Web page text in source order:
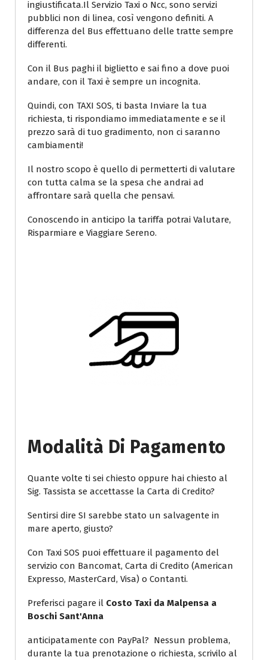
ingiustificata.Il Servizio Taxi o Ncc, sono servizi
pubblici non di linea, così vengono definiti. A
differenza del Bus effettuano delle tratte sempre
differenti.
Con il Bus paghi il biglietto e sai fino a dove puoi
andare, con il Taxi è sempre un incognita.
Quindi, con TAXI SOS, ti basta Inviare la tua
richiesta, ti rispondiamo immediatamente e se il
prezzo sarà di tuo gradimento, non ci saranno
cambiamenti!
Il nostro scopo è quello di permetterti di valutare
con tutta calma se la spesa che andrai ad
affrontare sarà quella che pensavi.
Conoscendo in anticipo la tariffa potrai Valutare,
Risparmiare e Viaggiare Sereno.
Modalità Di Pagamento
Quante volte ti sei chiesto oppure hai chiesto al
Sig. Tassista se accettasse la Carta di Credito?
Sentirsi dire SI sarebbe stato un salvagente in
mare aperto, giusto?
Con Taxi SOS puoi effettuare il pagamento del
servizio con Bancomat, Carta di Credito (American
Expresso, MasterCard, Visa) o Contanti.
Preferisci pagare il Costo Taxi da Malpensa a
Boschi Sant'Anna
anticipatamente con PayPal? Nessun problema,
durante la tua prenotazione o richiesta, scrivilo al